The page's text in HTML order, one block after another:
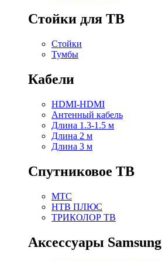
Стойки для ТВ
Стойки
Тумбы
Кабели
HDMI-HDMI
Антенный кабель
Длина 1.3-1.5 м
Длина 2 м
Длина 3 м
Спутниковое ТВ
МТС
НТВ ПЛЮС
ТРИКОЛОР ТВ
Аксессуары Samsung